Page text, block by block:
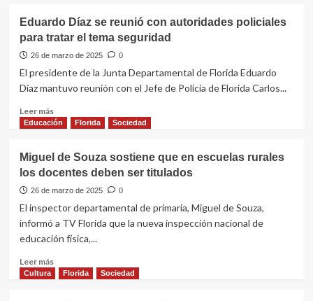
ANETRA
no
asistió
a
sobre
terminal
Junta
de
Florida
Eduardo Díaz se reunió con autoridades policiales
para tratar el tema seguridad
26 de marzo de 2025 0
El presidente de la Junta Departamental de Florida Eduardo
Díaz mantuvo reunión con el Jefe de Policía de Florida Carlos...
Leer másLeer
más
Díaz
se
reunió
autoridades
policiales
para
el
tema
Educación Florida Sociedad
Miguel de Souza sostiene que en escuelas rurales
los docentes deben ser titulados
26 de marzo de 2025 0
El inspector departamental de primaria, Miguel de Souza,
informó a TV Florida que la nueva inspección nacional de
educación física,...
Leer másLeer
más
Cultura Florida Sociedad